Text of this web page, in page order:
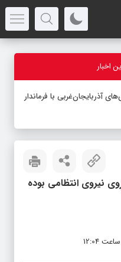
اخبار
نیروی انتظامی بوده